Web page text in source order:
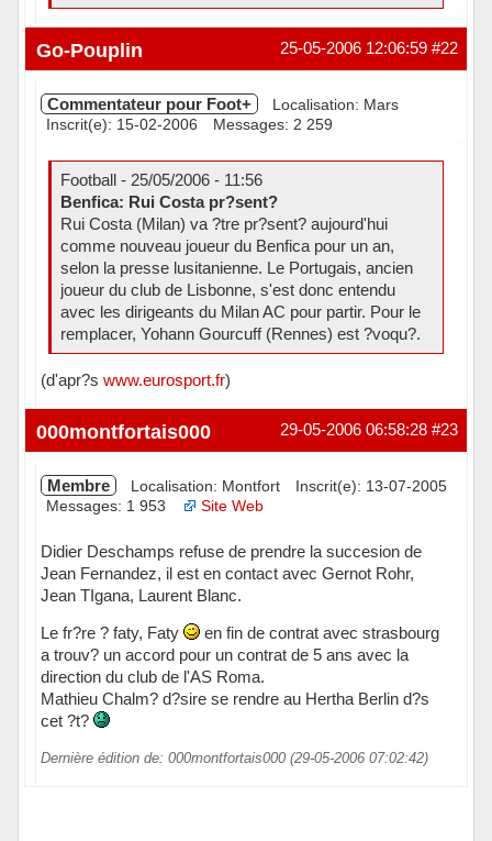
Hors ligne #22
25-05-2006 12:06:59
Go-Pouplin
Commentateur pour Foot+
Localisation: Mars
Inscrit(e): 15-02-2006
Messages: 2 259
Football - 25/05/2006 - 11:56
Benfica: Rui Costa pr?sent?
Rui Costa (Milan) va ?tre pr?sent? aujourd'hui
comme nouveau joueur du Benfica pour un an,
selon la presse lusitanienne. Le Portugais, ancien
joueur du club de Lisbonne, s'est donc entendu
avec les dirigeants du Milan AC pour partir. Pour le
remplacer, Yohann Gourcuff (Rennes) est ?voqu?.
(d'apr?s www.eurosport.fr)
Hors ligne #23
29-05-2006 06:58:28
000montfortais000
Membre Localisation: Montfort
Inscrit(e): 13-07-2005
Messages: 1 953
Site Web
Didier Deschamps refuse de prendre la succesion de
Jean Fernandez, il est en contact avec Gernot Rohr,
Jean TIgana, Laurent Blanc.
Le fr?re ? faty, Faty
en fin de contrat avec strasbourg
a trouv? un accord pour un contrat de 5 ans avec la
direction du club de l'AS Roma.
Mathieu Chalm? d?sire se rendre au Hertha Berlin d?s
cet ?t?
Dernière édition de: 000montfortais000 (29-05-2006 07:02:42)